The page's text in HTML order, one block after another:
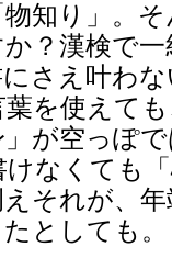
知り」。
？漢検で
さえ叶わ
を使えて
が空っぽ
なくても
それが、
としても。